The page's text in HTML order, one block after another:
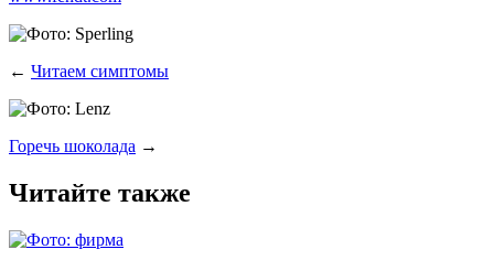
← Читаем симптомы
Горечь шоколада →
Читайте также